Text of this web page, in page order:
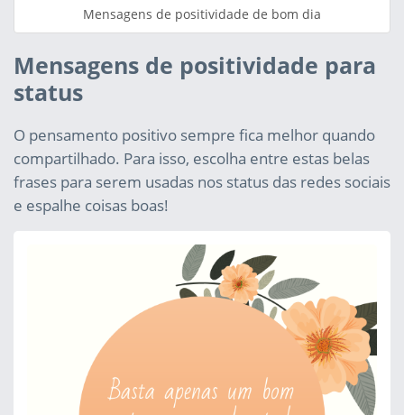
Mensagens de positividade de bom dia
Mensagens de positividade para
status
O pensamento positivo sempre fica melhor quando
compartilhado. Para isso, escolha entre estas belas
frases para serem usadas nos status das redes sociais
e espalhe coisas boas!